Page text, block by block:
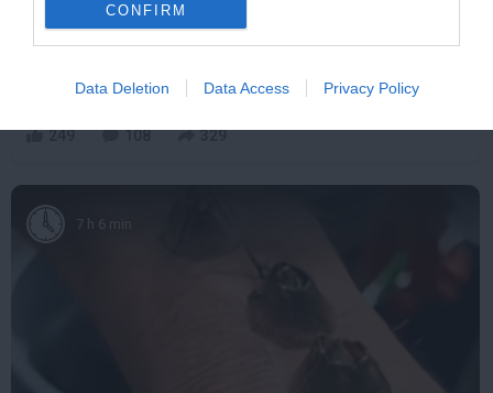
CONFIRM
Data Deletion Data Access Privacy Policy
One Teaspoon And All The Worms In The Body
Die Instantly
249 108 329
7 h 6 min